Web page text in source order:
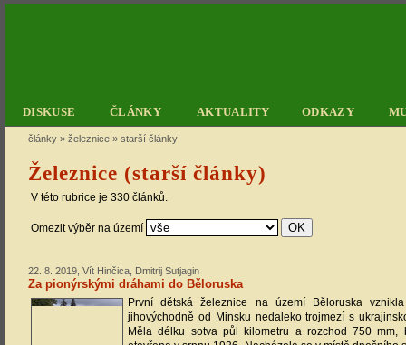
DISKUSE ČLÁNKY AKTUALITY ODKAZY
články » železnice » starší články
Železnice (starší články)
V této rubrice je 330 článků.
Omezit výběr na území
22. 8. 2019, Vít Hinčica, Dmitrij Sutjagin
Za pionýrskými dráhami do Běloruska
První dětská železnice na území Běloruska
jihovýchodně od Minsku nedaleko trojmezí s
Měla délku sotva půl kilometru a rozchod 750 mm,